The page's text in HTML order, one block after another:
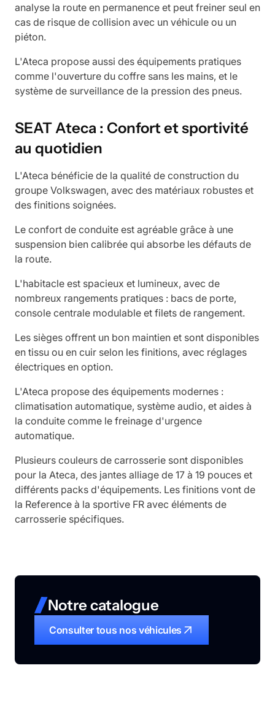
analyse la route en permanence et peut freiner seul en
cas de risque de collision avec un véhicule ou un
piéton.
L'Ateca propose aussi des équipements pratiques
comme l'ouverture du coffre sans les mains, et le
système de surveillance de la pression des pneus.
SEAT Ateca : Confort et sportivité
au quotidien
L'Ateca bénéficie de la qualité de construction du
groupe Volkswagen, avec des matériaux robustes et
des finitions soignées.
Le confort de conduite est agréable grâce à une
suspension bien calibrée qui absorbe les défauts de
la route.
L'habitacle est spacieux et lumineux, avec de
nombreux rangements pratiques : bacs de porte,
console centrale modulable et filets de rangement.
Les sièges offrent un bon maintien et sont disponibles
en tissu ou en cuir selon les finitions, avec réglages
électriques en option.
L'Ateca propose des équipements modernes :
climatisation automatique, système audio, et aides à
la conduite comme le freinage d'urgence
automatique.
Plusieurs couleurs de carrosserie sont disponibles
pour la Ateca, des jantes alliage de 17 à 19 pouces et
différents packs d'équipements. Les finitions vont de
la Reference à la sportive FR avec éléments de
carrosserie spécifiques.
Notre catalogue
Consulter tous nos véhicules